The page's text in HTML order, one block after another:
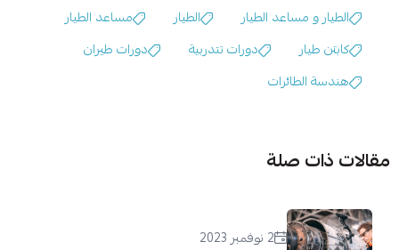
الطيار و مساعد الطيار الطيار
مساعد الطيار
كابتن طيار
دورات تتدربية
دورات طيران
هندسة الطائرات
مقالات ذات صلة
2 نوفمبر 2023